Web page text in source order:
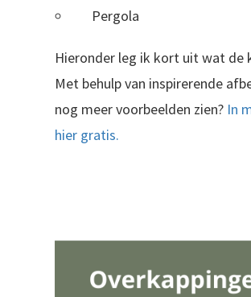
Pergola
Hieronder leg ik kort uit wat de
Met behulp van inspirerende
nog meer voorbeelden zien? In
hier gratis.